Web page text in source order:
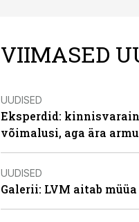
VIIMASED
UUDISED
Eksperdid:
võimalusi, aga ära
UUDISED
Galerii: LVM aitab